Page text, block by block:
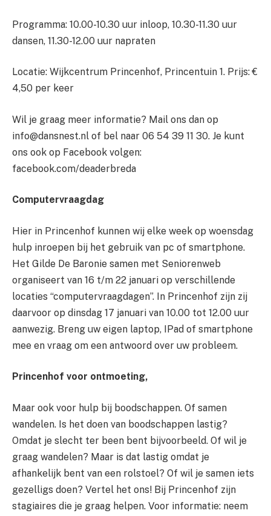
Programma: 10.00-10.30 uur inloop, 10.30-11.30 uur
dansen, 11.30-12.00 uur napraten
Locatie: Wijkcentrum Princenhof, Princentuin 1. Prijs: €
4,50 per keer
Wil je graag meer informatie? Mail ons dan op
info@dansnest.nl of bel naar 06 54 39 11 30. Je kunt
ons ook op Facebook volgen:
facebook.com/deaderbreda
Computervraagdag
Hier in Princenhof kunnen wij elke week op woensdag
hulp inroepen bij het gebruik van pc of smartphone.
Het Gilde De Baronie samen met Seniorenweb
organiseert van 16 t/m 22 januari op verschillende
locaties “computervraagdagen”. In Princenhof zijn zij
daarvoor op dinsdag 17 januari van 10.00 tot 12.00 uur
aanwezig. Breng uw eigen laptop, IPad of smartphone
mee en vraag om een antwoord over uw probleem.
Princenhof voor ontmoeting,
Maar ook voor hulp bij boodschappen. Of samen
wandelen. Is het doen van boodschappen lastig?
Omdat je slecht ter been bent bijvoorbeeld. Of wil je
graag wandelen? Maar is dat lastig omdat je
afhankelijk bent van een rolstoel? Of wil je samen iets
gezelligs doen? Vertel het ons! Bij Princenhof zijn
stagiaires die je graag helpen. Voor informatie: neem